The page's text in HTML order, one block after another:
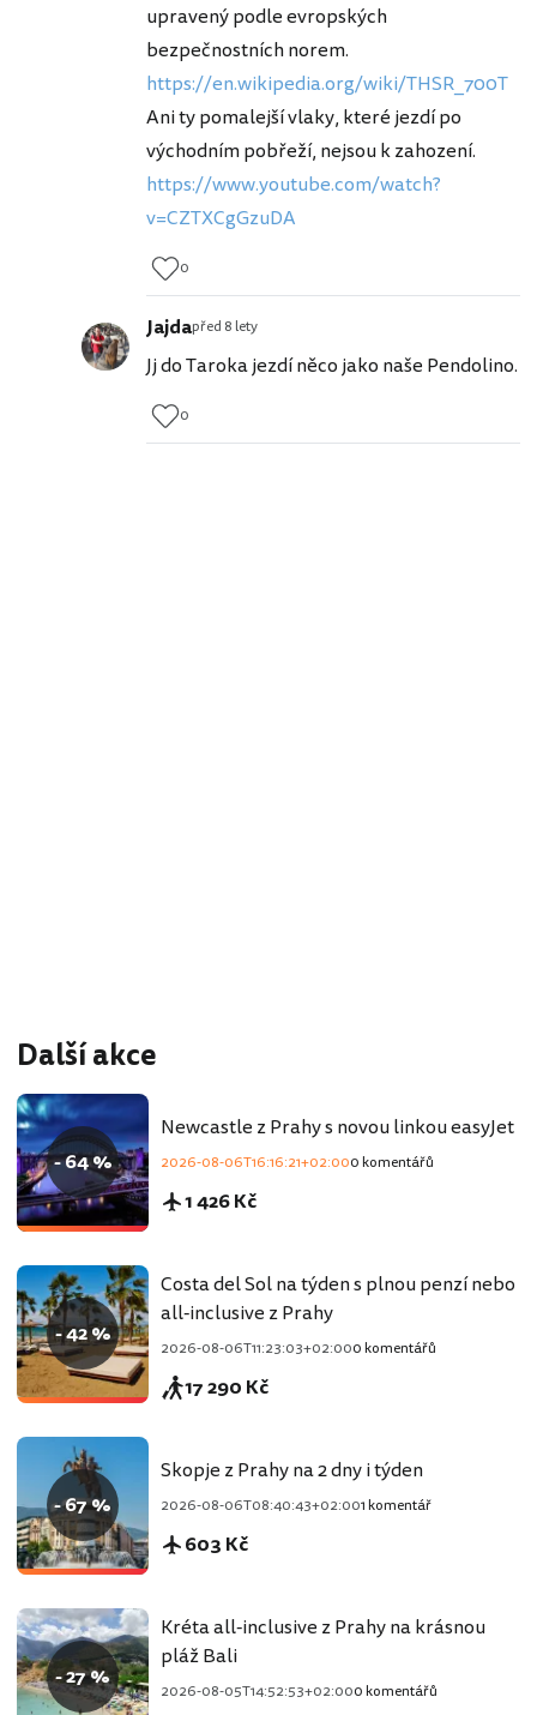
upravený podle evropských
bezpečnostních norem.
https://en.wikipedia.org/wiki/THSR_700T
Ani ty pomalejší vlaky, které jezdí po
východním pobřeží, nejsou k zahození.
https://www.youtube.com/watch?
v=CZTXCgGzuDA
0
Jajdapřed 8 lety
Jj do Taroka jezdí něco jako naše Pendolino.
0
Další akce
- 64 %
Newcastle z Prahy s novou linkou easyJet
2026-08-06T16:16:21+02:000 komentářů
1 426 Kč
- 42 %
Costa del Sol na týden s plnou penzí nebo
all-inclusive z Prahy
2026-08-06T11:23:03+02:000 komentářů
17 290 Kč
- 67 %
Skopje z Prahy na 2 dny i týden
2026-08-06T08:40:43+02:001 komentář
603 Kč
- 27 %
Kréta all-inclusive z Prahy na krásnou
pláž Bali
2026-08-05T14:52:53+02:000 komentářů